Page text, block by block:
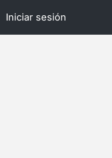
Iniciar sesión